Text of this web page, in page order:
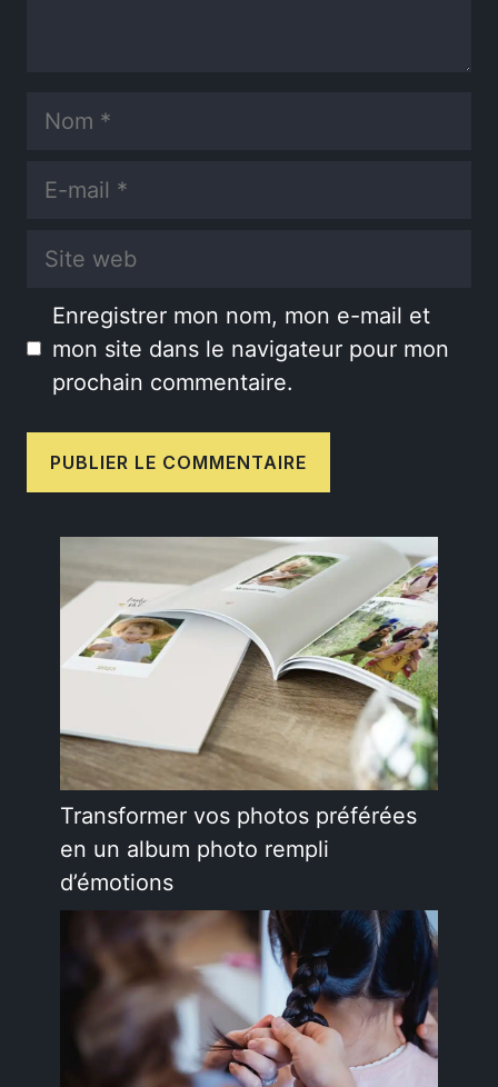
Nom
E-
Site
Enregistrer mon nom, mon e-mail et
mon site dans le navigateur pour mon
prochain commentaire.
Transformer vos photos préférées
en un album photo rempli
d’émotions